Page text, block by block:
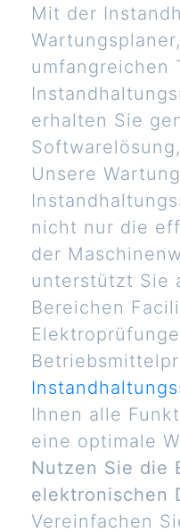
Mit der
umfangreichen
erhalten Sie
Unsere
nicht nur die
der
unterstützt Sie
Bereichen
Ihnen alle
eine optimale
Nutzen Sie die
elektronischen
Vereinfachen